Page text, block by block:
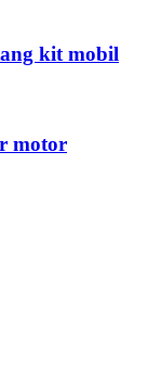
kit mobil
motor